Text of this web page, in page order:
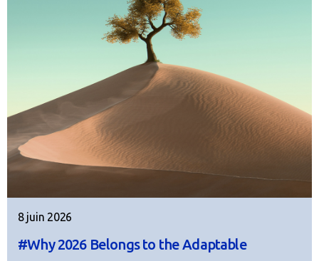
8 juin 2026
#Why 2026 Belongs to the Adaptable